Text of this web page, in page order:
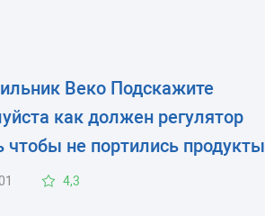
Веко Подскажите
как должен регулятор
чтобы не портились продукты
4,3